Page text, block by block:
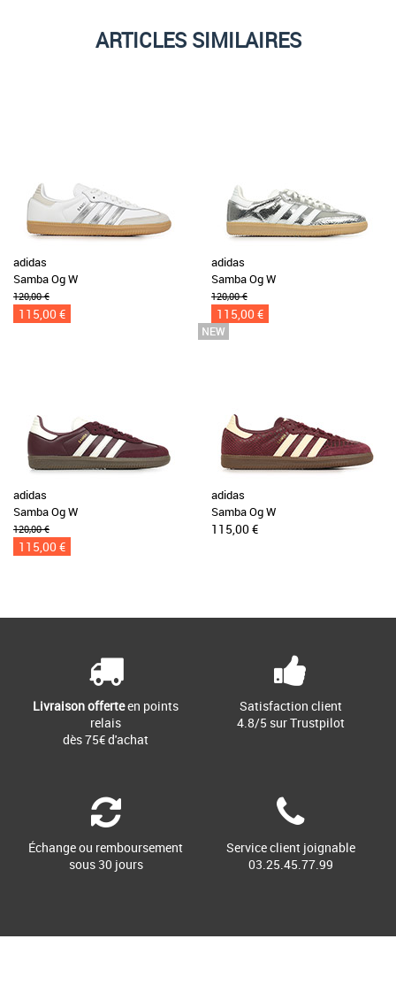
ARTICLES SIMILAIRES
adidas
Samba Og W
120,00 €
115,00 €
adidas
Samba Og W
120,00 €
115,00 €
adidas
Samba Og W
120,00 €
115,00 €
adidas
Samba Og W
115,00 €
Livraison offerteen points
relais
dès 75€ d'achat
Satisfaction client
4.8/5 sur Trustpilot
Échange ou remboursement
sous 30 jours
Service client joignable
03.25.45.77.99